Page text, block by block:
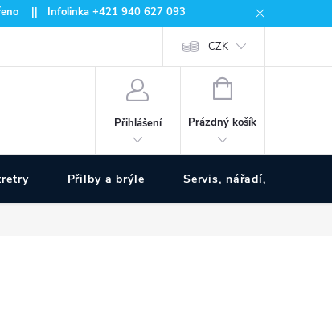
|| Infolinka +421 940 627 093
CZK
Přihlášení
NÁKUPNÍ
Prázdný košík
Přilby a brýle Servis, nářadí, pumpy